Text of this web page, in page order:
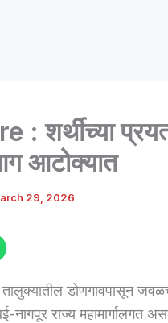
शर्थीच्या
आटोक्यात
29, 2026
डोणगावपासून जवळच
नागपूर राज्य महामार्गालगत